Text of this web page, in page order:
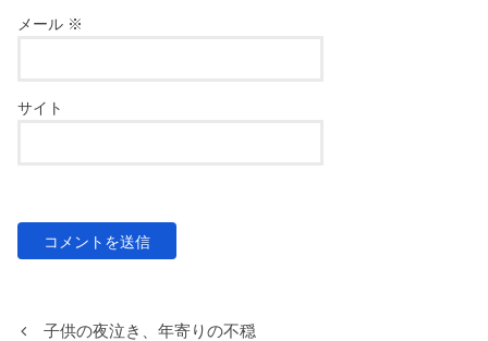
メール ※
サイト
子供の夜泣き、年寄りの不穏